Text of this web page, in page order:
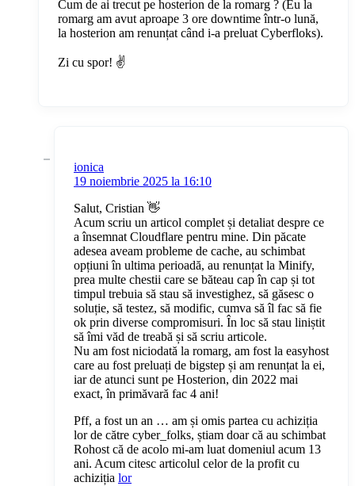
Cum de ai trecut pe hosterion de la romarg ? (Eu la
romarg am avut aproape 3 ore downtime într-o lună,
la hosterion am renunțat când i-a preluat Cyberfloks).
Zi cu spor! ✌️
ionica
19 noiembrie 2025 la 16:10
Salut, Cristian 👋
Acum scriu un articol complet și detaliat despre ce
a însemnat Cloudflare pentru mine. Din păcate
adesea aveam probleme de cache, au schimbat
opțiuni în ultima perioadă, au renunțat la Minify,
prea multe chestii care se băteau cap în cap și tot
timpul trebuia să stau să investighez, să găsesc o
soluție, să testez, să modific, cumva să îl fac să fie
ok prin diverse compromisuri. În loc să stau liniștit
să îmi văd de treabă și să scriu articole.
Nu am fost niciodată la romarg, am fost la easyhost
care au fost preluați de bigstep și am renunțat la ei,
iar de atunci sunt pe Hosterion, din 2022 mai
exact, în primăvară fac 4 ani!
Pff, a fost un an … am și omis partea cu achiziția
lor de către cyber_folks, știam doar că au schimbat
Rohost că de acolo mi-am luat domeniul acum 13
ani. Acum citesc articolul celor de la profit cu
achiziția lor